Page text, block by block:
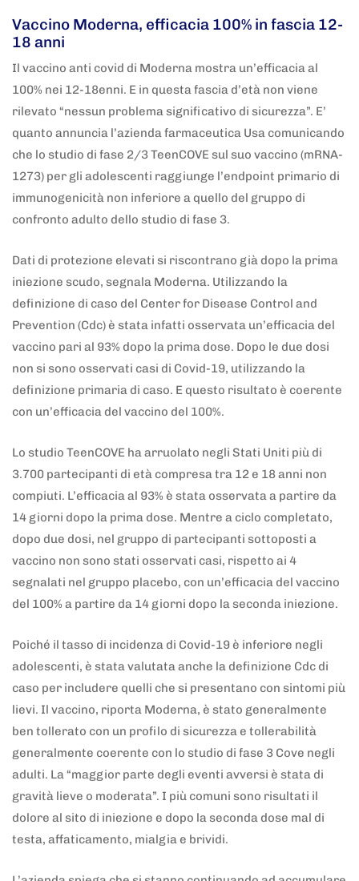
Vaccino Moderna, efficacia 100% in fascia 12-
18 anni
Il vaccino anti covid di Moderna mostra un’efficacia al
100% nei 12-18enni. E in questa fascia d’età non viene
rilevato “nessun problema significativo di sicurezza”. E’
quanto annuncia l’azienda farmaceutica Usa comunicando
che lo studio di fase 2/3 TeenCOVE sul suo vaccino (mRNA-
1273) per gli adolescenti raggiunge l’endpoint primario di
immunogenicità non inferiore a quello del gruppo di
confronto adulto dello studio di fase 3.
Dati di protezione elevati si riscontrano già dopo la prima
iniezione scudo, segnala Moderna. Utilizzando la
definizione di caso del Center for Disease Control and
Prevention (Cdc) è stata infatti osservata un’efficacia del
vaccino pari al 93% dopo la prima dose. Dopo le due dosi
non si sono osservati casi di Covid-19, utilizzando la
definizione primaria di caso. E questo risultato è coerente
con un’efficacia del vaccino del 100%.
Lo studio TeenCOVE ha arruolato negli Stati Uniti più di
3.700 partecipanti di età compresa tra 12 e 18 anni non
compiuti. L’efficacia al 93% è stata osservata a partire da
14 giorni dopo la prima dose. Mentre a ciclo completato,
dopo due dosi, nel gruppo di partecipanti sottoposti a
vaccino non sono stati osservati casi, rispetto ai 4
segnalati nel gruppo placebo, con un’efficacia del vaccino
del 100% a partire da 14 giorni dopo la seconda iniezione.
Poiché il tasso di incidenza di Covid-19 è inferiore negli
adolescenti, è stata valutata anche la definizione Cdc di
caso per includere quelli che si presentano con sintomi più
lievi. Il vaccino, riporta Moderna, è stato generalmente
ben tollerato con un profilo di sicurezza e tollerabilità
generalmente coerente con lo studio di fase 3 Cove negli
adulti. La “maggior parte degli eventi avversi è stata di
gravità lieve o moderata”. I più comuni sono risultati il
dolore al sito di iniezione e dopo la seconda dose mal di
testa, affaticamento, mialgia e brividi.